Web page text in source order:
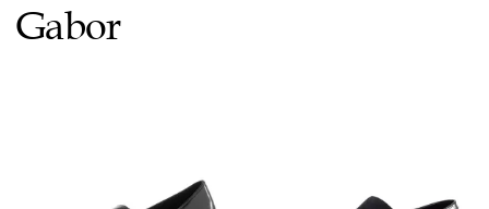
Gabor